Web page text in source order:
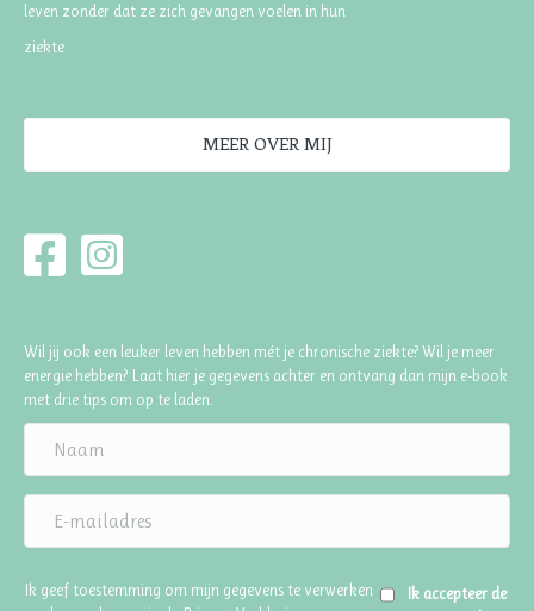
leven zonder dat ze zich gevangen voelen in hun
ziekte.
MEER OVER MIJ
Wil jij ook een leuker leven hebben mét je chronische ziekte? Wil je meer
energie hebben? Laat hier je gegevens achter en ontvang dan mijn e-book
met drie tips om op te laden.
Ik geef toestemming om mijn gegevens te verwerken
Ik accepteer de